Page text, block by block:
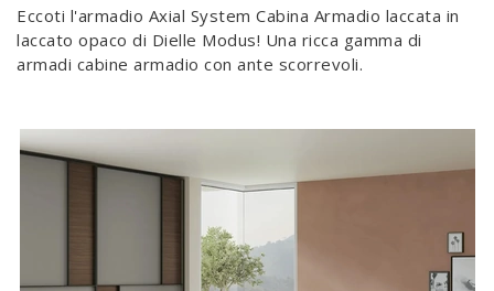
Eccoti l'armadio Axial System Cabina Armadio laccata in
laccato opaco di Dielle Modus! Una ricca gamma di
armadi cabine armadio con ante scorrevoli.